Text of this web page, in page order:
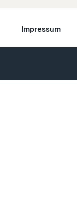
Impressum